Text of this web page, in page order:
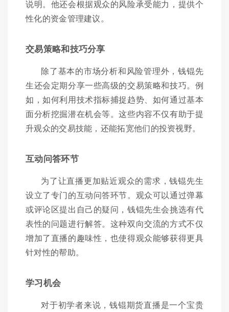
说明。他还会根据观众的风险承受能力，提供个
性化的资金管理建议。
交易策略和技巧分享
除了基本的市场分析和风险管理外，钱锟先
生还会定期分享一些高级的交易策略和技巧。例
如，如何利用技术指标捕捉趋势、如何通过基本
面分析挖掘潜在机会等。这些内容不仅有助于提
升观众的交易技能，还能拓宽他们的投资视野。
互动问答环节
为了让直播更加贴近观众的需求，钱锟先生
设立了专门的互动问答环节。观众可以通过弹幕
或评论区提出自己的疑问，钱锟先生会挑选有代
表性的问题进行解答。这种双向交流的方式不仅
增加了直播的趣味性，也使得观众能够获得更具
针对性的帮助。
学习机会
对于初学者来说，钱锟期货直播是一个宝贵